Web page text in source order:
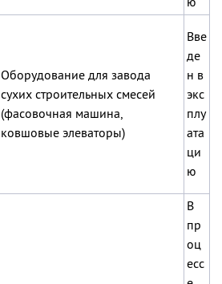
Оборудование для завода
сухих строительных смесей
(фасовочная машина,
ковшовые элеваторы)
Вве
де
н в
экс
плу
ата
ци
ю
В
пр
оц
есс